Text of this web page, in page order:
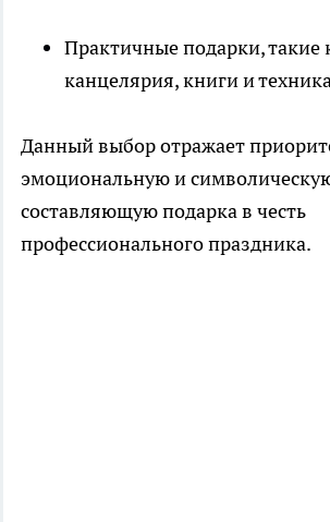
Практичные подарки, такие
канцелярия, книги и
Данный выбор отражает
эмоциональную и
составляющую подарка в честь
профессионального праздника.